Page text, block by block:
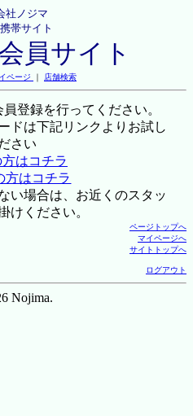
社ノジマ
帯サイト
員サイト
ページ ｜ 店舗検索
登録を行ってください。
ドは下記リンクよりお試し
さい
方はコチラ
方はコチラ
い場合は、お近くのスタッ
けください。
ページトップへ
マイページへ
サイトトップへ
ログアウト
Nojima.